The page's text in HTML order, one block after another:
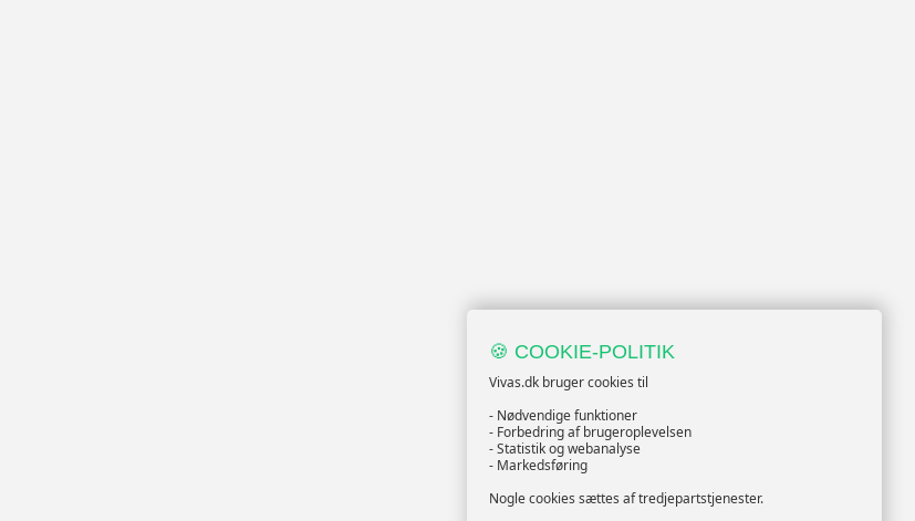
🍪 COOKIE-POLITIK
Vivas.dk bruger cookies til
- Nødvendige funktioner
- Forbedring af brugeroplevelsen
- Statistik og webanalyse
- Markedsføring
Nogle cookies sættes af tredjepartstjenester.